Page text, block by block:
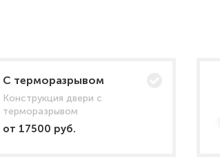
C терморазрывом
Конструкция двери с
терморазрывом
от 17500 руб.